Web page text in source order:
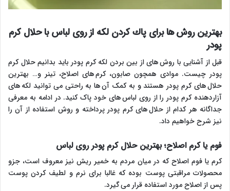
بهترین روش ها برای پاك كردن لکه از روی لباس با حلال کرم
پودر
قبل از آشنایی با روش های از بین بردن لکه کرم پودر باید بدانیم حلال کرم
پودر چیست. موادی همچون صابون، کرم های اصلاح، تینر و… بهترین
حلال های کرم پودر هستند و به کمک آن ها به راحتی می توانید لکه های
آزاردهنده کرم پودر را از روی لباس های خود پاک کنید. در ادامه به معرفی
جداگانه هر کدام از حلال های کرم پودر پرداخته و روش استفاده از آن را
نیز شرح خواهیم داد.
فوم یا کرم اصلاح؛ بهترین حلال کرم پودر روی لباس
کرم یا فوم اصلاح که در میان مردم به خمیر ریش نیز معروف است، جزو
محصولات مراقبتی پوست بوده که غالبا برای نرم و لطیف کردن پوست
پس از اصلاح مورد استفاده قرار می گیرد.